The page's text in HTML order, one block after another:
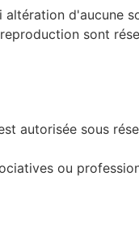
d'aucune
sont
autorisée sous
ou